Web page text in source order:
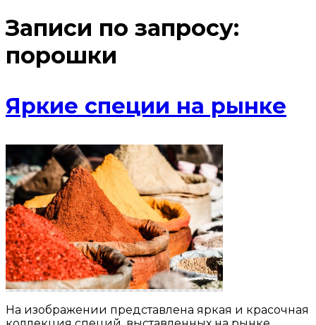
Записи по запросу:
порошки
Яркие специи на рынке
На изображении представлена яркая и красочная